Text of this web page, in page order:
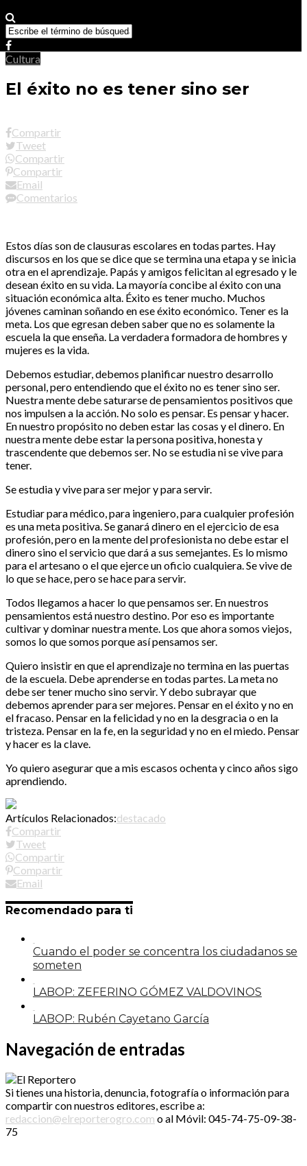
Cultura
El éxito no es tener sino ser
Compartir
Tweet
Compartir
Compartir
Email
Comentarios
Estos días son de clausuras escolares en todas partes. Hay
discursos en los que se dice que se termina una etapa y se inicia
otra en el aprendizaje. Papás y amigos felicitan al egresado y le
desean éxito en su vida. La mayoría concibe al éxito con una
situación económica alta. Éxito es tener mucho. Muchos
jóvenes caminan soñando en ese éxito económico. Tener es la
meta. Los que egresan deben saber que no es solamente la
escuela la que enseña. La verdadera formadora de hombres y
mujeres es la vida.
Debemos estudiar, debemos planificar nuestro desarrollo
personal, pero entendiendo que el éxito no es tener sino ser.
Nuestra mente debe saturarse de pensamientos positivos que
nos impulsen a la acción. No solo es pensar. Es pensar y hacer.
En nuestro propósito no deben estar las cosas y el dinero. En
nuestra mente debe estar la persona positiva, honesta y
trascendente que debemos ser. No se estudia ni se vive para
tener.
Se estudia y vive para ser mejor y para servir.
Estudiar para médico, para ingeniero, para cualquier profesión
es una meta positiva. Se ganará dinero en el ejercicio de esa
profesión, pero en la mente del profesionista no debe estar el
dinero sino el servicio que dará a sus semejantes. Es lo mismo
para el artesano o el que ejerce un oficio cualquiera. Se vive de
lo que se hace, pero se hace para servir.
Todos llegamos a hacer lo que pensamos ser. En nuestros
pensamientos está nuestro destino. Por eso es importante
cultivar y dominar nuestra mente. Los que ahora somos viejos,
somos lo que somos porque así pensamos ser.
Quiero insistir en que el aprendizaje no termina en las puertas
de la escuela. Debe aprenderse en todas partes. La meta no
debe ser tener mucho sino servir. Y debo subrayar que
debemos aprender para ser mejores. Pensar en el éxito y no en
el fracaso. Pensar en la felicidad y no en la desgracia o en la
tristeza. Pensar en la fe, en la seguridad y no en el miedo. Pensar
y hacer es la clave.
Yo quiero asegurar que a mis escasos ochenta y cinco años sigo
aprendiendo.
Artículos Relacionados:destacado
Compartir
Tweet
Compartir
Compartir
Email
Recomendado para ti
Cuando el poder se concentra los ciudadanos se
someten
LABOP: ZEFERINO GÓMEZ VALDOVINOS
LABOP: Rubén Cayetano García
Navegación de entradas
Si tienes una historia, denuncia, fotografía o información para
compartir con nuestros editores, escribe a:
redaccion@elreporterogro.com o al Móvil: 045-74-75-09-38-
75